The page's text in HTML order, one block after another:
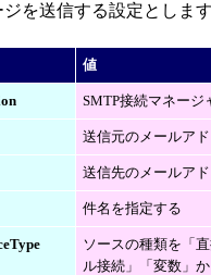
を送信する設定とします
値
SMTP接続マネージ
送信元のメールア
送信先のメールア
件名を指定する
ソースの種類を「
ル接続」「変数」